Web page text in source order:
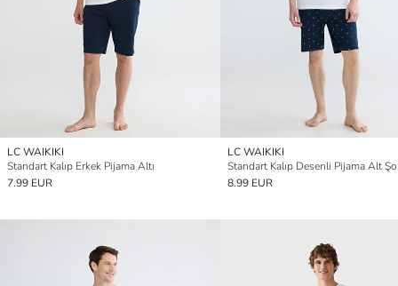
LC WAIKIKI
Standart Kalıp Erkek Pijama Altı
7.99 EUR
LC WAIKIKI
Standart Kalıp Desenli Pijama Alt
8.99 EUR